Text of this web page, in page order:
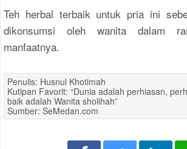
Teh herbal terbaik untuk pria ini
dikonsumsi oleh wanita dalam
manfaatnya.
Penulis: Husnul Khotimah
Kutipan Favorit: “Dunia adalah perhiasan,
baik adalah Wanita sholihah”
Sumber: SeMedan.com